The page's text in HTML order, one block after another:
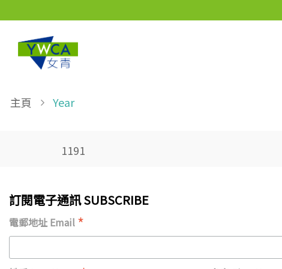
主頁 Year
1191
訂閱電子通訊 SUBSCRIBE
電郵地址 Email *